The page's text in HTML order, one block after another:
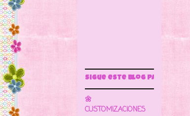
Sigue este blog para más información
🌼
CUSTOMIZACIONES